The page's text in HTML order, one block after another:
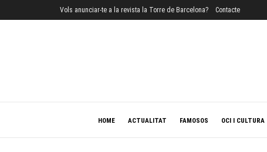
Vols anunciar-te a la revista la Torre de Barcelona? Contacte
HOME ACTUALITAT FAMOSOS OCI I CULTURA